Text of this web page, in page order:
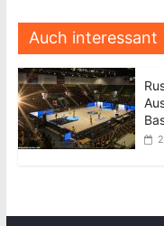
Auch interessant